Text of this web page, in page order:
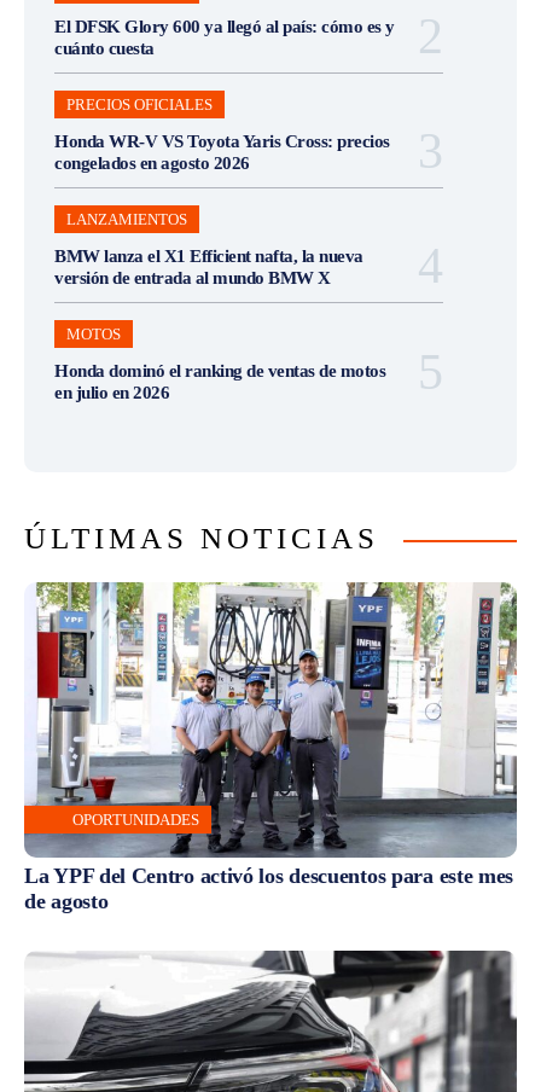
El DFSK Glory 600 ya llegó al país: cómo es y
cuánto cuesta
PRECIOS OFICIALES
Honda WR-V VS Toyota Yaris Cross: precios
congelados en agosto 2026
LANZAMIENTOS
BMW lanza el X1 Efficient nafta, la nueva
versión de entrada al mundo BMW X
MOTOS
Honda dominó el ranking de ventas de motos
en julio en 2026
ÚLTIMAS NOTICIAS
OPORTUNIDADES
La YPF del Centro activó los descuentos para este mes
de agosto